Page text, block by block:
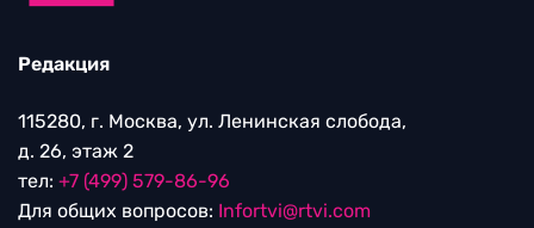
Редакция
115280, г. Москва, ул. Ленинская слобода,
д. 26, этаж 2
тел: +7 (499) 579-86-96
Для общих вопросов: Infortvi@rtvi.com